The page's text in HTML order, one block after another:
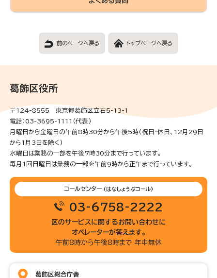
前のページへ戻る トップページへ戻る
葛飾区役所
〒124-8555 東京都葛飾区立石5-13-1
電話：03-3695-1111（代表）
月曜日から金曜日の午前8時30分から午後5時(祝日・休日、12月29日
から1月3日を除く)
水曜日は業務の一部を午後7時30分まで行っています。
毎月1回日曜日は業務の一部を午前9時から正午まで行っています。
コールセンター (はなしょうぶコール)
03-6758-2222
区のサービスに関するお問い合わせに
オペレーターが答えます。
午前8時から午後8時まで 年中無休
葛飾区総合庁舎